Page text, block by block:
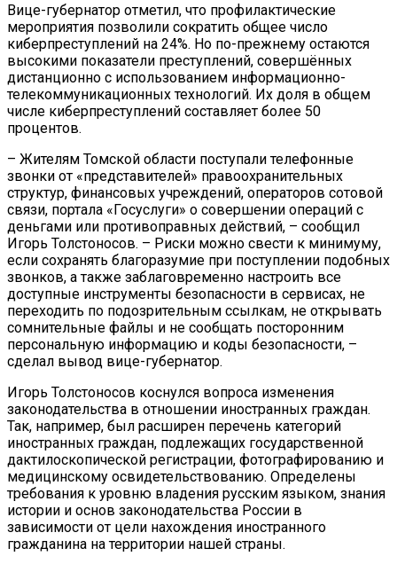
Вице-губернатор отметил, что профилактические
мероприятия позволили сократить общее число
киберпреступлений на 24%. Но по-прежнему остаются
высокими показатели преступлений, совершённых
дистанционно с использованием информационно-
телекоммуникационных технологий. Их доля в общем
числе киберпреступлений составляет более 50
процентов.
– Жителям Томской области поступали телефонные
звонки от «представителей» правоохранительных
структур, финансовых учреждений, операторов сотовой
связи, портала «Госуслуги» о совершении операций с
деньгами или противоправных действий, – сообщил
Игорь Толстоносов. – Риски можно свести к минимуму,
если сохранять благоразумие при поступлении подобных
звонков, а также заблаговременно настроить все
доступные инструменты безопасности в сервисах, не
переходить по подозрительным ссылкам, не открывать
сомнительные файлы и не сообщать посторонним
персональную информацию и коды безопасности, –
сделал вывод вице-губернатор.
Игорь Толстоносов коснулся вопроса изменения
законодательства в отношении иностранных граждан.
Так, например, был расширен перечень категорий
иностранных граждан, подлежащих государственной
дактилоскопической регистрации, фотографированию и
медицинскому освидетельствованию. Определены
требования к уровню владения русским языком, знания
истории и основ законодательства России в
зависимости от цели нахождения иностранного
гражданина на территории нашей страны.